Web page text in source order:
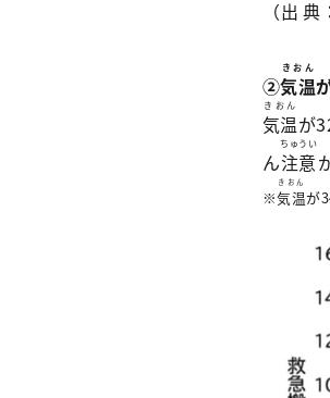
（出典 ：
②気温
きおん
気温
きおん
が
ん注意
ちゅうい
※気温
きおん
が